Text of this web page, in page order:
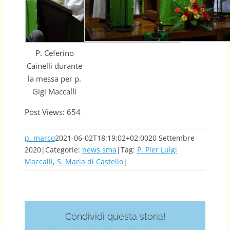
P. Ceferino
Cainelli durante
la messa per p.
Gigi Maccalli
Post Views: 654
p. marco2021-06-02T18:19:02+02:0020 Settembre
2020| Categorie: news sma |Tag: P. Pier Luigi
Maccalli, S. Maria di Castello|
Condividi questa storia!